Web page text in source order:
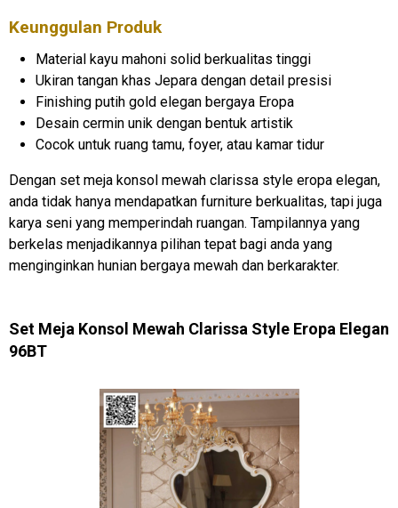
Keunggulan Produk
Material kayu mahoni solid berkualitas tinggi
Ukiran tangan khas Jepara dengan detail presisi
Finishing putih gold elegan bergaya Eropa
Desain cermin unik dengan bentuk artistik
Cocok untuk ruang tamu, foyer, atau kamar tidur
Dengan set meja konsol mewah clarissa style eropa elegan,
anda tidak hanya mendapatkan furniture berkualitas, tapi juga
karya seni yang memperindah ruangan. Tampilannya yang
berkelas menjadikannya pilihan tepat bagi anda yang
menginginkan hunian bergaya mewah dan berkarakter.
Set Meja Konsol Mewah Clarissa Style Eropa Elegan
96BT